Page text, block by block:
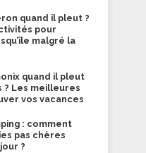
quand il pleut ?
pour
malgré la
quand il pleut
Les meilleures
vos vacances
: comment
pas chères
?